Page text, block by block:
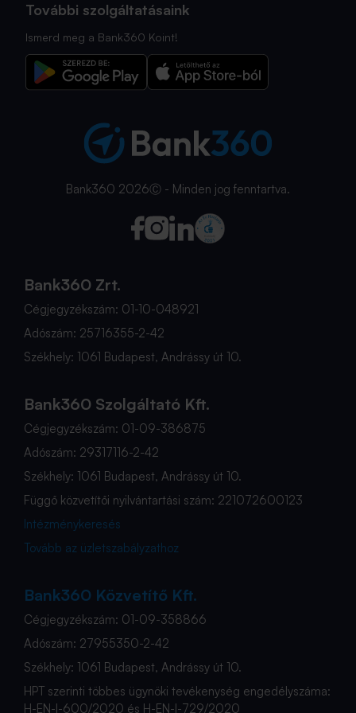
További szolgáltatásaink
Ismerd meg a Bank360 Koint!
Bank360 2026Ⓒ - Minden jog fenntartva.
Bank360 Zrt.
Cégjegyzékszám: 01-10-048921
Adószám: 25716355-2-42
Székhely: 1061 Budapest, Andrássy út 10.
Bank360 Szolgáltató Kft.
Cégjegyzékszám: 01-09-386875
Adószám: 29317116-2-42
Székhely: 1061 Budapest, Andrássy út 10.
Függő közvetítői nyilvántartási szám: 221072600123
Intézménykeresés
Tovább az üzletszabályzathoz
Bank360 Közvetítő Kft.
Cégjegyzékszám: 01-09-358866
Adószám: 27955350-2-42
Székhely: 1061 Budapest, Andrássy út 10.
HPT szerinti többes ügynöki tevékenység engedélyszáma:
H-EN-I-600/2020 és H-EN-I-729/2020